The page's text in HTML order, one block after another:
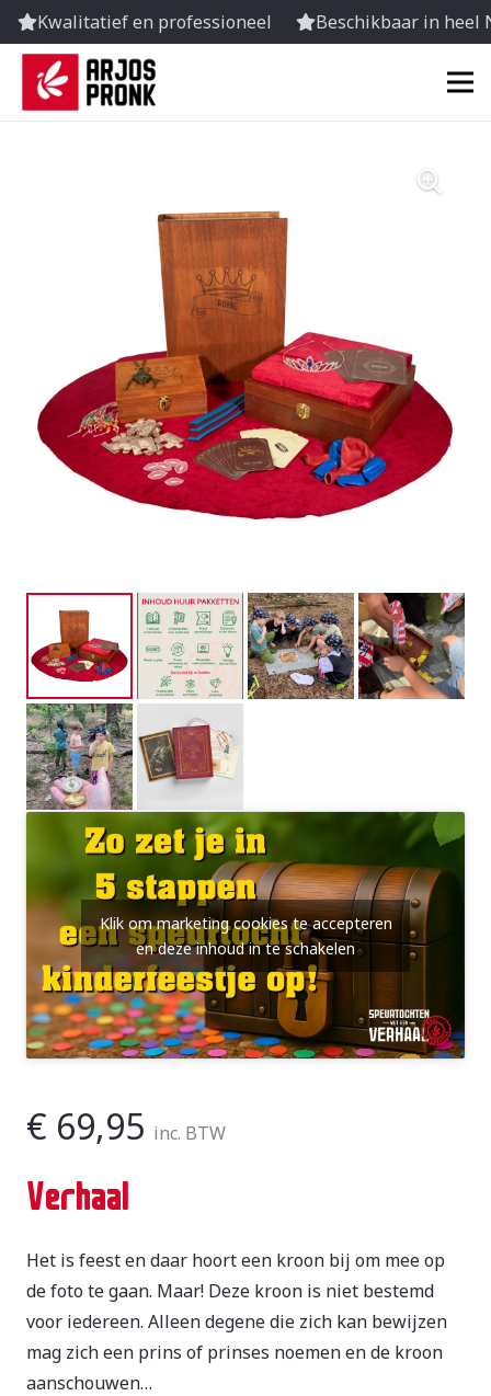
Kwalitatief en professioneel Beschikbaar in heel
Klik om marketing cookies te accepteren
en deze inhoud in te schakelen
€ 69,95 inc. BTW
Verhaal
Het is feest en daar hoort een kroon bij om mee op
de foto te gaan. Maar! Deze kroon is niet bestemd
voor iedereen. Alleen degene die zich kan bewijzen
mag zich een prins of prinses noemen en de kroon
aanschouwen…